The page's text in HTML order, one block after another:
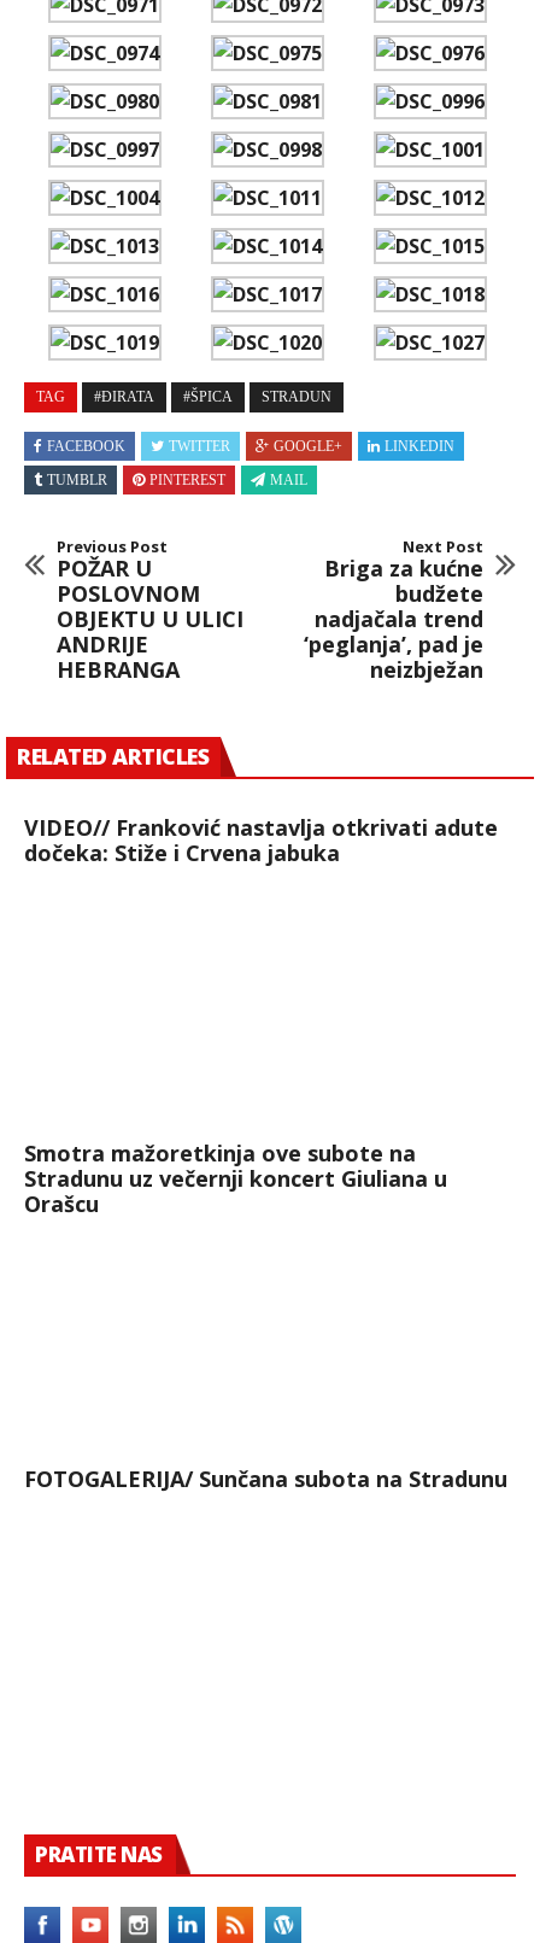
TAG #ĐIRATA #ŠPICA STRADUN
FACEBOOK TWITTER GOOGLE+
LINKEDIN
TUMBLR
PINTEREST MAIL
Previous Post
POŽAR U
POSLOVNOM
OBJEKTU U ULICI
ANDRIJE
HEBRANGA
Next Post
Briga za kućne
budžete
nadjačala trend
‘peglanja’, pad je
neizbježan
RELATED ARTICLES
VIDEO// Franković nastavlja otkrivati adute
dočeka: Stiže i Crvena jabuka
Smotra mažoretkinja ove subote na
Stradunu uz večernji koncert Giuliana u
Orašcu
FOTOGALERIJA/ Sunčana subota na Stradunu
PRATITE NAS